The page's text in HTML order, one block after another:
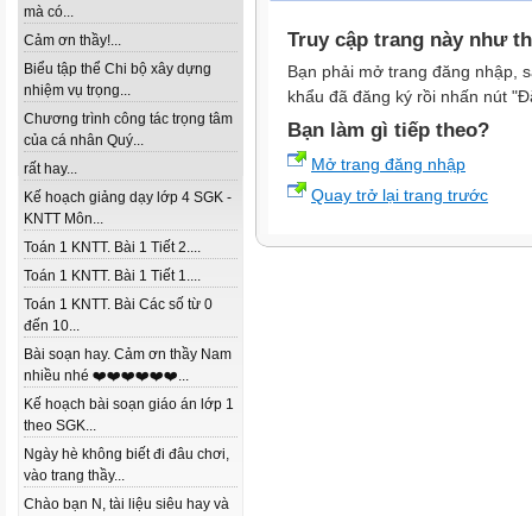
mà có...
Cảm ơn thầy!...
Biểu tập thể Chi bộ xây dựng
nhiệm vụ trọng...
Chương trình công tác trọng tâm
của cá nhân Quý...
rất hay...
Kế hoạch giảng dạy lớp 4 SGK -
KNTT Môn...
Toán 1 KNTT. Bài 1 Tiết 2....
Toán 1 KNTT. Bài 1 Tiết 1....
Toán 1 KNTT. Bài Các số từ 0
đến 10...
Bài soạn hay. Cảm ơn thầy Nam
nhiều nhé ❤️❤️❤️❤️❤️❤️...
Kế hoạch bài soạn giáo án lớp 1
theo SGK...
Ngày hè không biết đi đâu chơi,
vào trang thầy...
Chào bạn N, tài liệu siêu hay và
Truy cập trang này như
Bạn phải mở trang đăng nhập,
khẩu đã đăng ký rồi nhấn nút
Bạn làm gì tiếp theo?
Mở trang đăng nhập
Quay trở lại trang trước